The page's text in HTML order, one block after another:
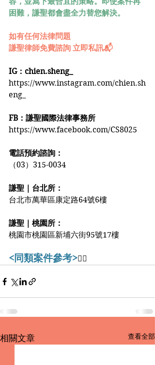
困難，謙聖都會盡全力替您解決。
如有任何法律問題
謙聖律師免費諮詢 立即私訊📬
IG：chien.sheng_
https://www.instagram.com/chien.sh
eng_
FB：謙聖國際法律事務所
https://www.facebook.com/CS8025
電話預約諮詢：
（03）315-0034
謙聖｜台北所：
台北市萬華區康定路64號6樓
謙聖｜桃園所：
桃園市桃園區新埔六街95號17樓
<同類案件參考>👇🏻
相關文章 查看全部